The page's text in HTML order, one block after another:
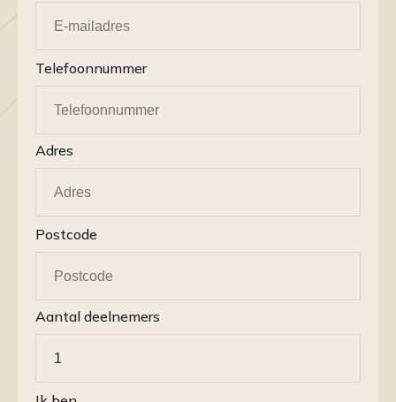
Telefoonnummer
Adres
Postcode
Aantal deelnemers